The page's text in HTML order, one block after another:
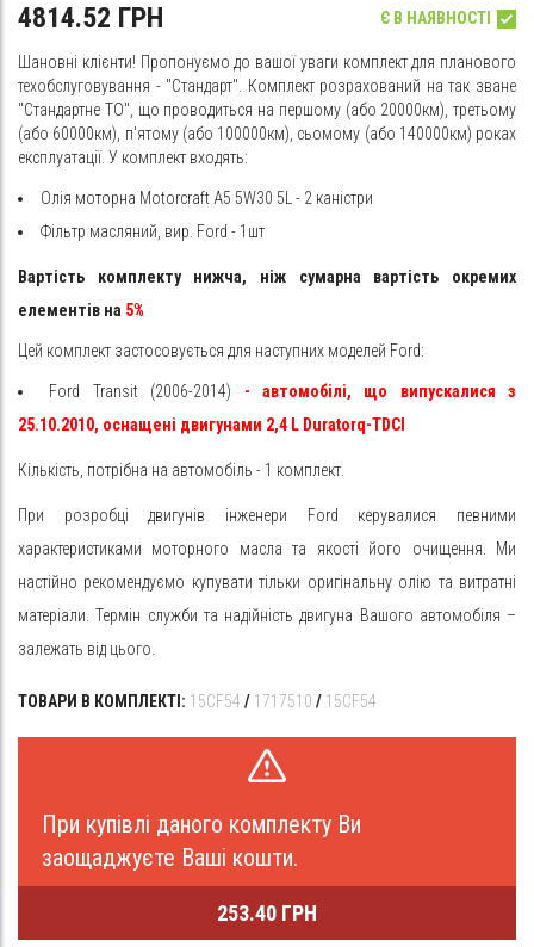
4814.52 ГРН Є В НАЯВНОСТІ
Шановні клієнти! Пропонуємо до вашої уваги комплект для планового
техобслуговування - "Стандарт". Комплект розрахований на так зване
"Стандартне ТО", що проводиться на першому (або 20000км), третьому
(або 60000км), п'ятому (або 100000км), сьомому (або 140000км) роках
експлуатації. У комплект входять:
Олія моторна Motorcraft A5 5W30 5L - 2 каністри
Фільтр масляний, вир. Ford - 1шт
Вартість комплекту нижча, ніж сумарна вартість окремих
елементів на 5%
Цей комплект застосовується для наступних моделей Ford:
Ford Transit (2006-2014) - автомобілі, що випускалися з
25.10.2010, оснащені двигунами 2,4 L Duratorq-TDCI
Кількість, потрібна на автомобіль - 1 комплект.
При розробці двигунів інженери Ford керувалися певними
характеристиками моторного масла та якості його очищення. Ми
настійно рекомендуємо купувати тільки оригінальну олію та витратні
матеріали. Термін служби та надійність двигуна Вашого автомобіля –
залежать від цього.
ТОВАРИ В КОМПЛЕКТІ: 15CF54 / 1717510 / 15CF54
При купівлі даного комплекту Ви
заощаджуєте Ваші кошти.
253.40 ГРН